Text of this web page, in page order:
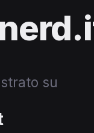
su